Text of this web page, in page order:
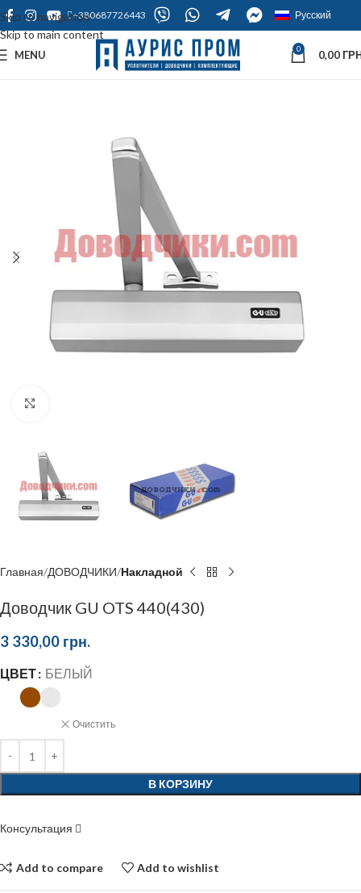
Skip to navigation
Skip to main content
+380687726443 Русский
MENU 0 0,00
Главная ДОВОДЧИКИ Накладной
Доводчик GU OTS 440(430)
3 330,00 грн.
ЦВЕТ БЕЛЫЙ
Очистить
В КОРЗИНУ
Консультация
Add to compare Add to wishlist